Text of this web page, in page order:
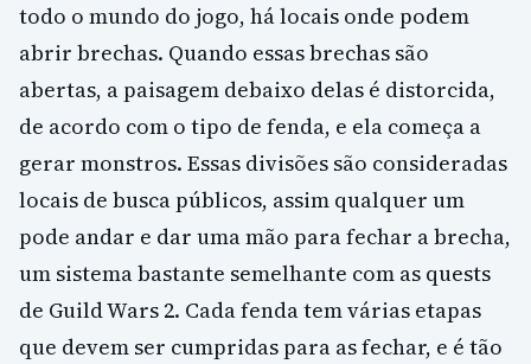
todo o mundo do jogo, há locais onde podem
abrir brechas. Quando essas brechas são
abertas, a paisagem debaixo delas é distorcida,
de acordo com o tipo de fenda, e ela começa a
gerar monstros. Essas divisões são consideradas
locais de busca públicos, assim qualquer um
pode andar e dar uma mão para fechar a brecha,
um sistema bastante semelhante com as quests
de Guild Wars 2. Cada fenda tem várias etapas
que devem ser cumpridas para as fechar, e é tão